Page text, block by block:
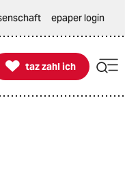
epaper login

taz zahl ich
taz zahl ich